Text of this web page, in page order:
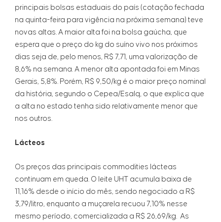
principais bolsas estaduais do país (cotação fechada
na quinta-feira para vigência na próxima semana) teve
novas altas. A maior alta foi na bolsa gaúcha, que
espera que o preço do kg do suíno vivo nos próximos
dias seja de, pelo menos, R$ 7,71, uma valorização de
8,6% na semana. A menor alta apontada foi em Minas
Gerais, 5,8%. Porém, R$ 9,50/kg é o maior preço nominal
da história, segundo o Cepea/Esalq, o que explica que
a alta no estado tenha sido relativamente menor que
nos outros.
Lácteos
Os preços das principais commodities lácteas
continuam em queda. O leite UHT acumula baixa de
11,16% desde o início do mês, sendo negociado a R$
3,79/litro, enquanto a muçarela recuou 7,10% nesse
mesmo período, comercializada a R$ 26,69/kg. As